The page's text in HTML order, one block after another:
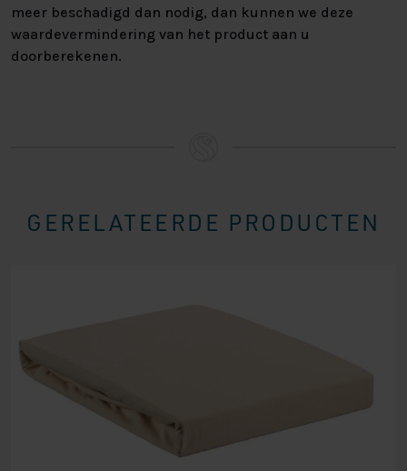
meer beschadigd dan nodig, dan kunnen we deze
waardevermindering van het product aan u
doorberekenen.
GERELATEERDE PRODUCTEN